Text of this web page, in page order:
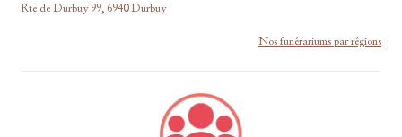
Rte de Durbuy 99, 6940 Durbuy
Nos funérariums par régions